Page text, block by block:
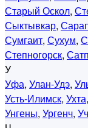
Старый Оскол,
Сыктывкар,
Сумгаит, Сухум,
Степногорск,
У
Уфа, Улан-Удэ,
Усть-Илимск, Ухта,
Унгены, Ургенч,